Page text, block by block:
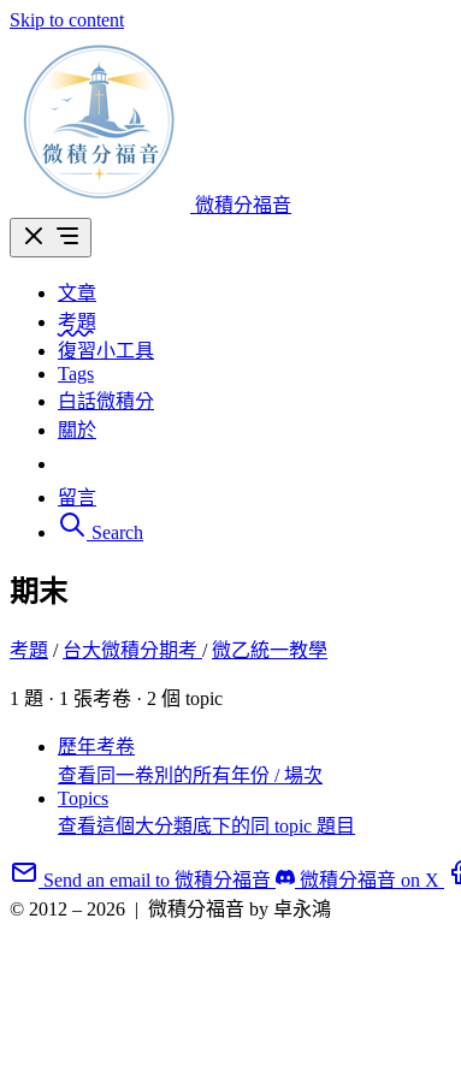
Skip to content
微積分福音
文章
考題
復習小工具
Tags
白話微積分
關於
留言
Search
期末
考題 / 台大微積分期考 /微乙統一教學
1 題 · 1 張考卷 · 2 個 topic
歷年考卷
查看同一卷別的所有年份 / 場次
Topics
查看這個大分類底下的同 topic 題目
Send an email to 微積分福音 微積分福音 on X
© 2012 – 2026 | 微積分福音 by 卓永鴻